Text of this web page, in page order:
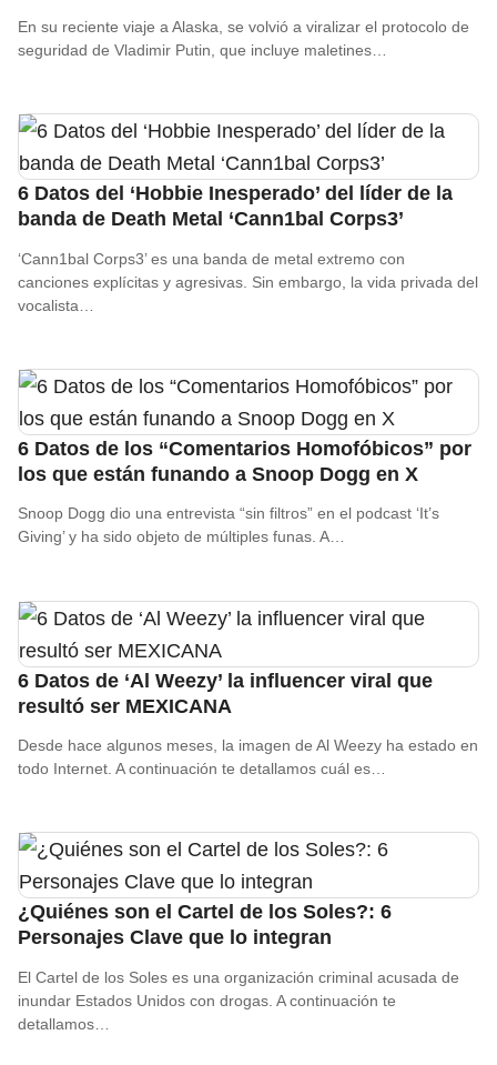
En su reciente viaje a Alaska, se volvió a viralizar el protocolo de
seguridad de Vladimir Putin, que incluye maletines…
6 Datos del ‘Hobbie Inesperado’ del líder de la
banda de Death Metal ‘Cann1bal Corps3’
‘Cann1bal Corps3’ es una banda de metal extremo con
canciones explícitas y agresivas. Sin embargo, la vida privada del
vocalista…
6 Datos de los “Comentarios Homofóbicos” por
los que están funando a Snoop Dogg en X
Snoop Dogg dio una entrevista “sin filtros” en el podcast ‘It’s
Giving’ y ha sido objeto de múltiples funas. A…
6 Datos de ‘Al Weezy’ la influencer viral que
resultó ser MEXICANA
Desde hace algunos meses, la imagen de Al Weezy ha estado en
todo Internet. A continuación te detallamos cuál es…
¿Quiénes son el Cartel de los Soles?: 6
Personajes Clave que lo integran
El Cartel de los Soles es una organización criminal acusada de
inundar Estados Unidos con drogas. A continuación te
detallamos…